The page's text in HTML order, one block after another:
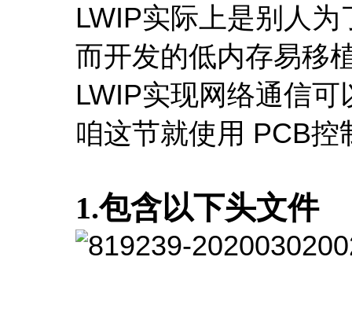
LWIP实际上是别人
而开发的低内存易移
LWIP实现网络通信
咱这节就使用 PCB
1.包含以下头文件